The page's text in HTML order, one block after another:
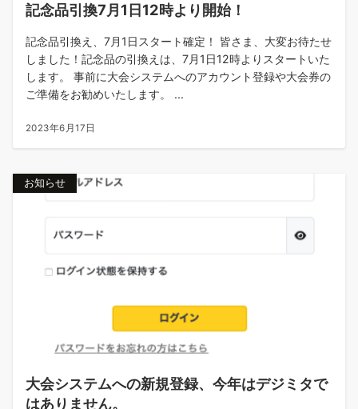
記念品引換7月1日12時より開始！
記念品引換え、7月1日スタート確定！ 皆さま、大変お待たせ
しました！記念品の引換えは、7月1日12時よりスタートいた
します。 事前に大会システムへのアカウント登録や大会券の
ご準備をお勧めいたします。 ...
2023年6月17日
お知らせ
大会システムへの新規登録、今年はデジミタで
はありません。